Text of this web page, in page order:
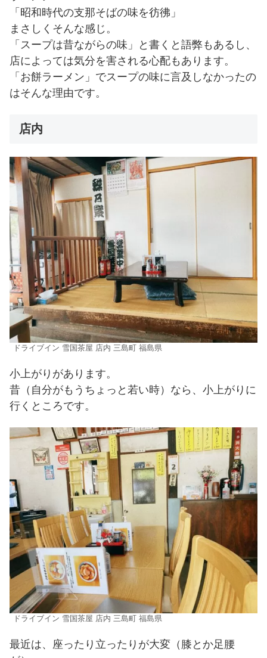
「昭和時代の支那そばの味を彷彿」
まさしくそんな感じ。
「スープは昔ながらの味」と書くと語弊もあるし、
店によっては気分を害される心配もあります。
「お餅ラーメン」でスープの味に言及しなかったの
はそんな理由です。
店内
ドライブイン 雪国茶屋 店内 三島町 福島県
小上がりがあります。
昔（自分がもうちょっと若い時）なら、小上がりに
行くところです。
ドライブイン 雪国茶屋 店内 三島町 福島県
最近は、座ったり立ったりが大変（膝とか足腰